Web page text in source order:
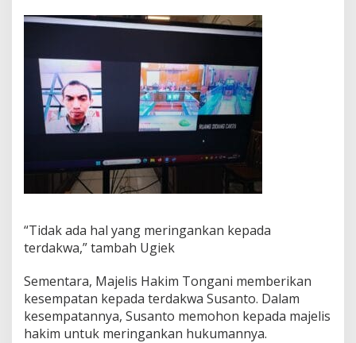
“Tidak ada hal yang meringankan kepada
terdakwa,” tambah Ugiek
Sementara, Majelis Hakim Tongani memberikan
kesempatan kepada terdakwa Susanto. Dalam
kesempatannya, Susanto memohon kepada majelis
hakim untuk meringankan hukumannya.